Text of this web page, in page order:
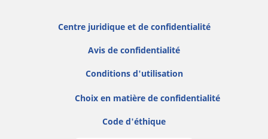
Centre juridique et de confidentialité
Avis de confidentialité
Conditions d'utilisation
Choix en matière de confidentialité
Code d'éthique